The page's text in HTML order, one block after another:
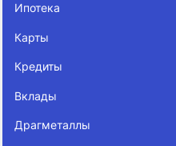
Ипотека
Карты
Кредиты
Вклады
Драгметаллы